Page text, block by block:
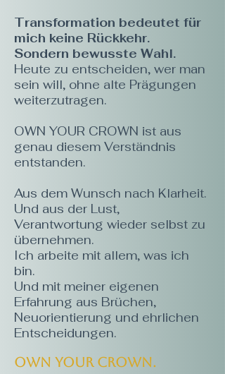
Transformation bedeutet für
mich keine Rückkehr.
Sondern bewusste Wahl.
Heute zu entscheiden, wer man
sein will, ohne alte Prägungen
weiterzutragen.
OWN YOUR CROWN ist aus
genau diesem Verständnis
entstanden.
Aus dem Wunsch nach Klarheit.
Und aus der Lust,
Verantwortung wieder selbst zu
übernehmen.
Ich arbeite mit allem, was ich
bin.
Und mit meiner eigenen
Erfahrung aus Brüchen,
Neuorientierung und ehrlichen
Entscheidungen.
Own Your Crown.